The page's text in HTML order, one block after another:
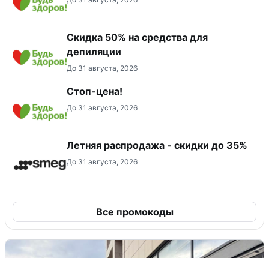
Скидка 50% на средства для
депиляции
До 31 августа, 2026
Стоп-цена!
До 31 августа, 2026
Летняя распродажа - скидки до 35%
До 31 августа, 2026
Все промокоды